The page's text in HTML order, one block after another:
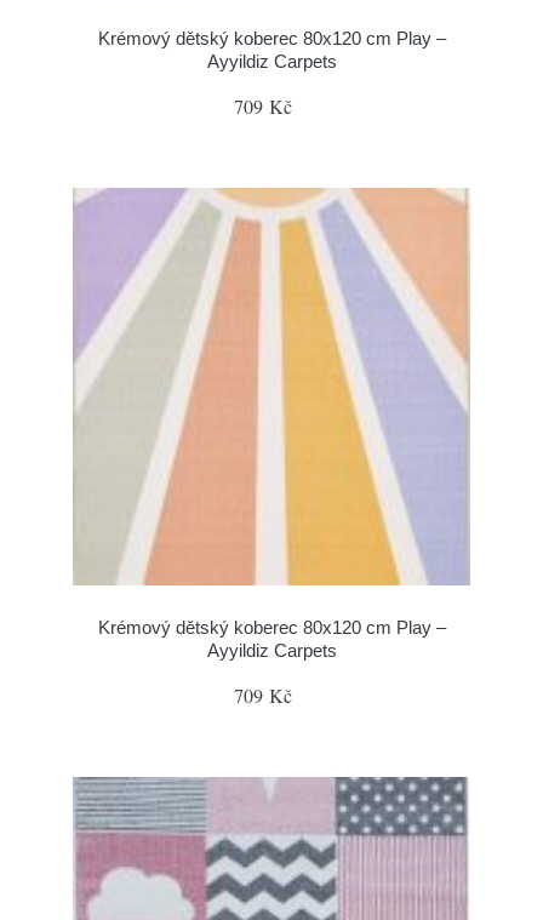
Krémový dětský koberec 80x120 cm Play –
Ayyildiz Carpets
709 Kč
Krémový dětský koberec 80x120 cm Play –
Ayyildiz Carpets
709 Kč